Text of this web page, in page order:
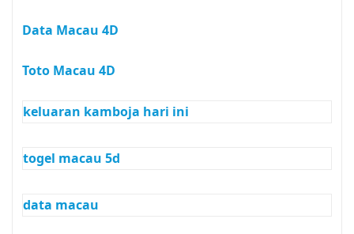
Data Macau 4D
Toto Macau 4D
keluaran kamboja hari ini
togel macau 5d
data macau